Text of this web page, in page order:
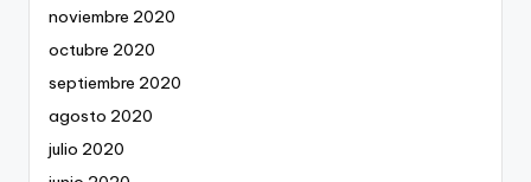
noviembre 2020
octubre 2020
septiembre 2020
agosto 2020
julio 2020